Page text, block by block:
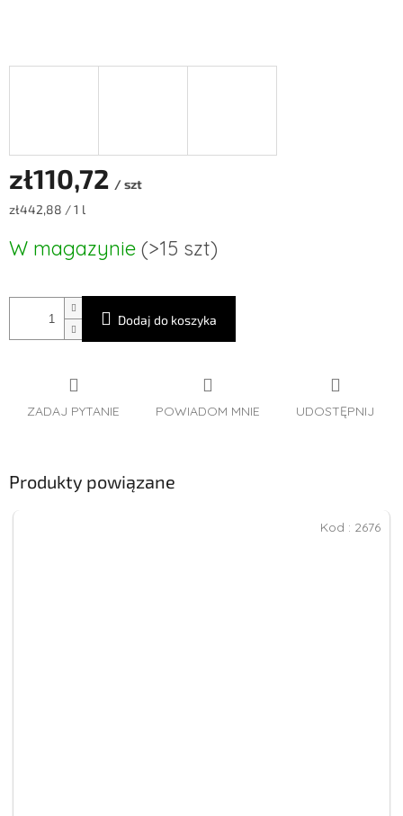
zł110,72 / szt
Cena
zł442,88 / 1 l
W magazynie (>15 szt)
Dodaj do koszyka
ZADAJ PYTANIE POWIADOM MNIE UDOSTĘPNIJ
Produkty powiązane
Kod : 2676